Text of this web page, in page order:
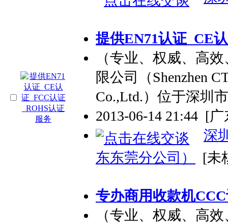
提供EN71认证_CE
（专业、权威、高
限公司（Shenzhen
Co.,Ltd.）位于深圳
2013-06-14 21:44 [广
深
东东莞分公司）
[未
专办商用收款机
（专业、权威、高